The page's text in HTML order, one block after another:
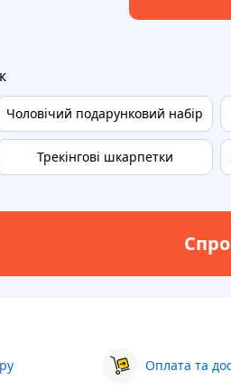
Чоловічий подарунковий набір
Трекінгові шкарпетки
Оплата та